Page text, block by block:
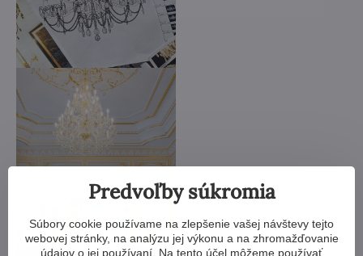
Predvoľby súkromia
Súbory cookie používame na zlepšenie vašej návštevy tejto
webovej stránky, na analýzu jej výkonu a na zhromažďovanie
údajov o jej používaní. Na tento účel môžeme používať